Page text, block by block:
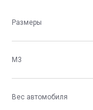
Размеры
М3
Вес автомобиля